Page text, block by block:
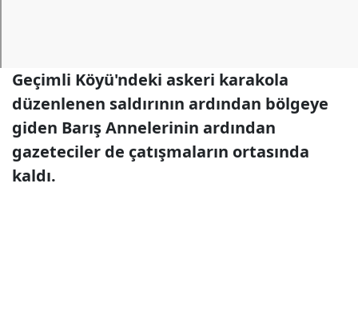
Geçimli Köyü'ndeki askeri karakola
düzenlenen saldırının ardından bölgeye
giden Barış Annelerinin ardından
gazeteciler de çatışmaların ortasında
kaldı.